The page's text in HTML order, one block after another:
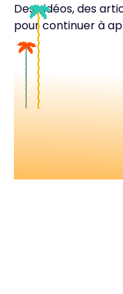
Des vidéos, des
pour continuer à